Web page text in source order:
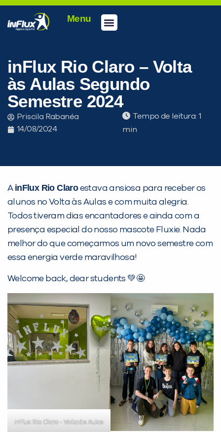
Menu
inFlux Rio Claro – Volta
às Aulas Segundo
Semestre 2024
Priscila Rabanéa
14/08/2024
Tempo de leitura:
A inFlux Rio Claroestava ansiosa para receber os
alunos no Volta às Aulas e com muita alegria.
Todos tiveram dias encantadores e ainda com a
presença especial do nosso mascote Fluxie. Nada
melhor do que começarmos um novo semestre com
essa energia verde maravilhosa!
Welcome back, dear students 💚🤩
inFlux Rio Claro - Volta às Aulas
PEÇA UMA DEMONSTRAÇÃO DE MÉTODO
Não encontramos nenhuma unidade
inFlux nesta cidade ou bairro que
você digitou.